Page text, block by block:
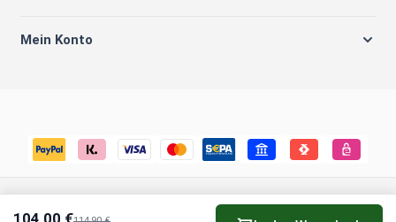
Mein Konto
© 2026 Biker Outfit Schleswig GmbH
Cookie-Einstellungen